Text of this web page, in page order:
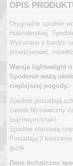
OPIS
Oryginalne spodnie
Holenderskiej.
Wykonane z bardzo
przedziurawić,
Wersja lightweight o
Spodenie ważą
cieplejszej pogody.
Spodnie posiadają
zamek błysawiczny
brązowym/khaki.
Spodnie stanowią
Posiadają 3
guzik.
Dane techniczne